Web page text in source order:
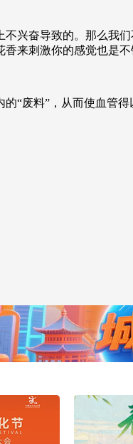
奋导致的。那么我们
来刺激你的感觉也是不
料”，从而使血管得